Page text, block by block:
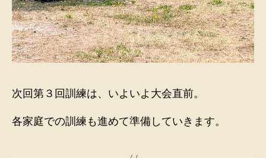
次回第３回訓練は、いよいよ大会直前。
各家庭での訓練も進めて準備していきます。